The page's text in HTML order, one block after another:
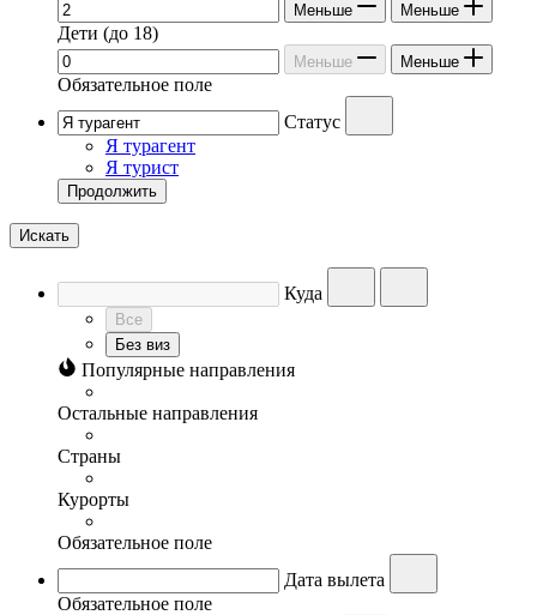
Меньше Меньше
Дети (до 18)
Меньше Меньше
Обязательное поле
Статус
Я турагент
Я турист
Продолжить
Искать
Куда
Все
Без виз
Популярные направления
Остальные направления
Страны
Курорты
Обязательное поле
Дата вылета
Обязательное поле